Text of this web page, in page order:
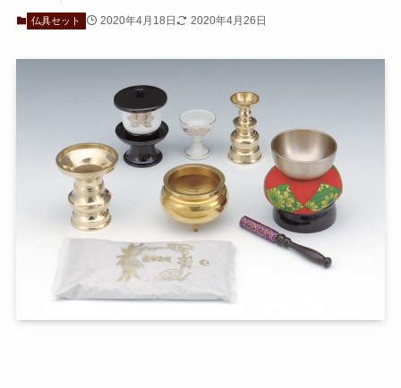
仏具セット 2020年4月18日 2020年4月26日